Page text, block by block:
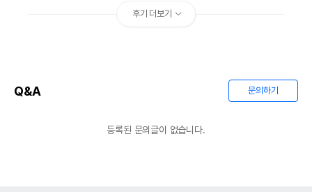
이후인 상품이 출고됩니다.
후기 더보기
Q&A 문의하기
등록된 문의글이 없습니다.